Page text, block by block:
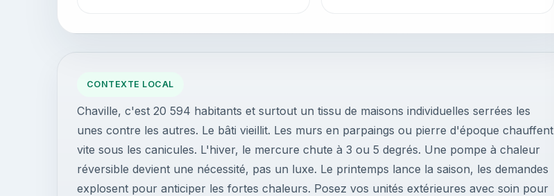
CONTEXTE LOCAL
Chaville, c'est 20 594 habitants et surtout un tissu de maisons individuelles serrées les
unes contre les autres. Le bâti vieillit. Les murs en parpaings ou pierre d'époque chauffent
vite sous les canicules. L'hiver, le mercure chute à 3 ou 5 degrés. Une pompe à chaleur
réversible devient une nécessité, pas un luxe. Le printemps lance la saison, les demandes
explosent pour anticiper les fortes chaleurs. Posez vos unités extérieures avec soin pour